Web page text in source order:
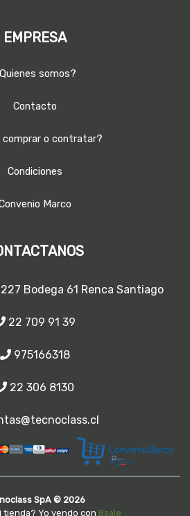
EMPRESA
somos?
Contacto
comprar o contratar?
Condiciones
Marco
Bodega 61 Renca Santiago
22 709 91 39
975166318
22 306 8130
SpA © 2026
tienda? Yo vendo con Bsale